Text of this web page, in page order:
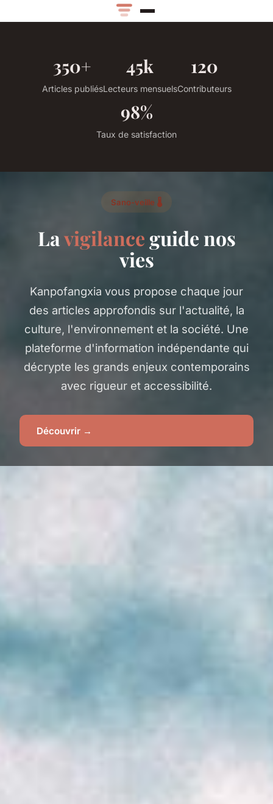
350+
Articles publiés
45k
Lecteurs mensuels
120
Contributeurs
98%
Taux de satisfaction
Sano-veille 🌡️
Lavigilance guide nos
vies
Kanpofangxia vous propose chaque jour
des articles approfondis sur l'actualité, la
culture, l'environnement et la société. Une
plateforme d'information indépendante qui
décrypte les grands enjeux contemporains
avec rigueur et accessibilité.
Découvrir →